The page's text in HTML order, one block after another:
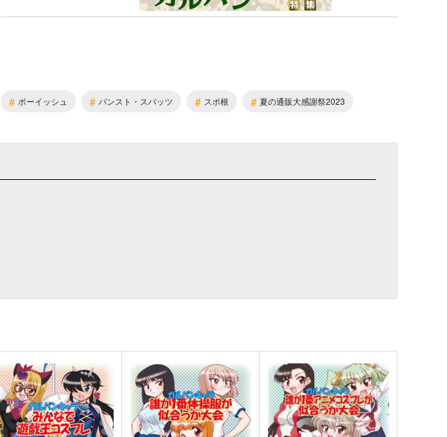
# ボーイッシュ # パンスト・スパッツ # スポ根 # 夏の通販大感謝祭2023